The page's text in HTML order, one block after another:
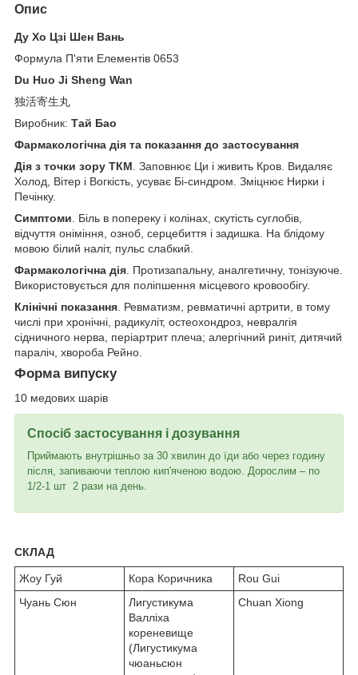
Опис
Ду Хо Цзі Шен Вань
Формула П'яти Елементів 0653
Du Huo Ji Sheng Wan
独活寄生丸
Виробник: Тай Бао
Фармакологічна дія та показання до застосування
Дія з точки зору ТКМ . Заповнює Ци і живить Кров. Видаляє
Холод, Вітер і Вогкість, усуває Бі-синдром. Зміцнює Нирки і
Печінку.
Симптоми . Біль в попереку і колінах, скутість суглобів,
відчуття оніміння, озноб, серцебиття і задишка. На блідому
мовою білий наліт, пульс слабкий.
Фармакологічна дія . Протизапальну, аналгетичну, тонізуюче.
Використовується для поліпшення місцевого кровообігу.
Клінічні показання . Ревматизм, ревматичні артрити, в тому
числі при хронічні, радикуліт, остеохондроз, невралгія
сідничного нерва, періартрит плеча; алергічний риніт, дитячий
параліч, хвороба Рейно.
Форма випуску
10 медових шарів
Спосіб застосування і дозування
Приймають внутрішньо за 30 хвилин до їди або через годину
після, запиваючи теплою кип'яченою водою. Дорослим – по
1/2-1 шт 2 рази на день.
СКЛАД
Жоу Гуй Кора Коричника
Rou Gui
Чуань Сюн
Лигустикума
Валліха
кореневище
(Лигустикума
чюаньсюн
Chuan Xiong